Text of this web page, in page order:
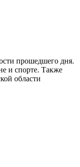
прошедшего дня.
и спорте. Также
области